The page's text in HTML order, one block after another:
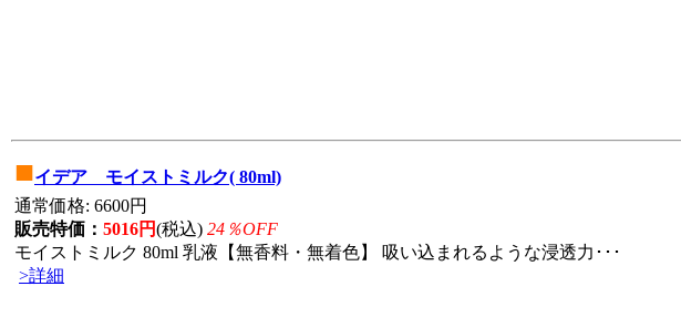
■イデア モイストミルク( 80ml)
通常価格: 6600円
販売特価： 5016円(税込) 24％OFF
モイストミルク 80ml 乳液【無香料・無着色】 吸い込まれるような浸透力･･･
>詳細